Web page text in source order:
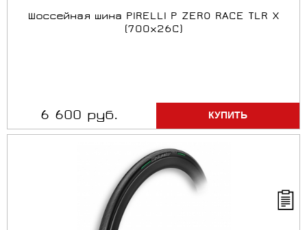
Шоссейная шина PIRELLI P ZERO RACE TLR X
(700x26C)
6 600 руб.